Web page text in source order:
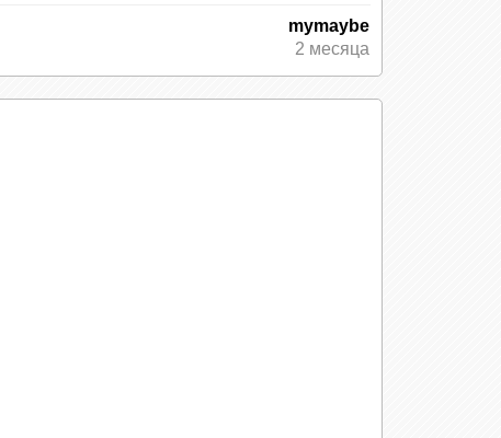
mymaybe
2 месяца